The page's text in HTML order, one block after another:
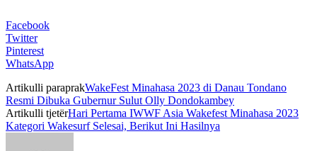
Facebook
Twitter
Pinterest
WhatsApp
Artikulli paraprakWakeFest Minahasa 2023 di Danau Tondano
Resmi Dibuka Gubernur Sulut Olly Dondokambey
Artikulli tjetërHari Pertama IWWF Asia Wakefest Minahasa 2023
Kategori Wakesurf Selesai, Berikut Ini Hasilnya